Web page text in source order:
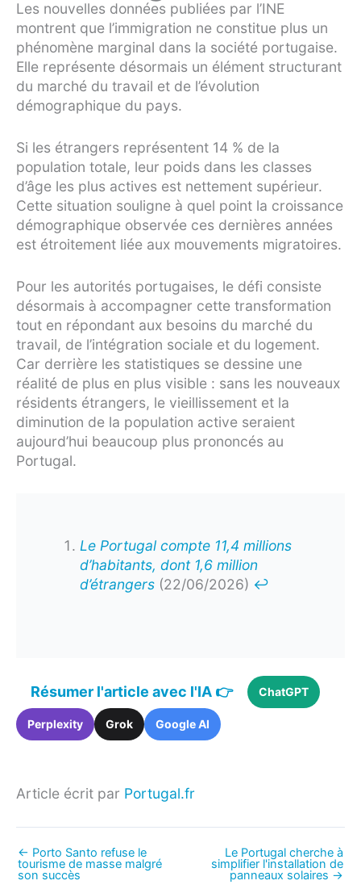
Les nouvelles données publiées par l’INE
montrent que l’immigration ne constitue plus un
phénomène marginal dans la société portugaise.
Elle représente désormais un élément structurant
du marché du travail et de l’évolution
démographique du pays.
Si les étrangers représentent 14 % de la
population totale, leur poids dans les classes
d’âge les plus actives est nettement supérieur.
Cette situation souligne à quel point la croissance
démographique observée ces dernières années
est étroitement liée aux mouvements migratoires.
Pour les autorités portugaises, le défi consiste
désormais à accompagner cette transformation
tout en répondant aux besoins du marché du
travail, de l’intégration sociale et du logement.
Car derrière les statistiques se dessine une
réalité de plus en plus visible : sans les nouveaux
résidents étrangers, le vieillissement et la
diminution de la population active seraient
aujourd’hui beaucoup plus prononcés au
Portugal.
Le Portugal compte 11,4 millions
d’habitants, dont 1,6 million
d’étrangers(22/06/2026) ↩︎
Résumer l'article avec l'IA 👉 ChatGPT
Perplexity Grok Google AI
Article écrit par Portugal.fr
← Porto Santo refuse le
tourisme de masse malgré
son succès
Le Portugal cherche à
simplifier l'installation de
panneaux solaires →